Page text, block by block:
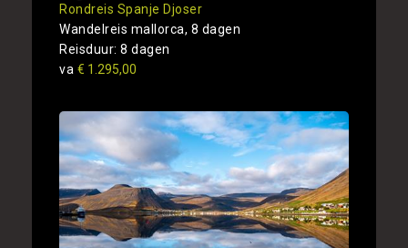
Rondreis Spanje Djoser
Wandelreis mallorca, 8 dagen
Reisduur: 8 dagen
va € 1.295,00